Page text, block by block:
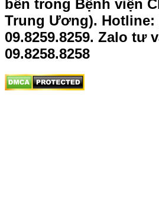
bên trong Bệnh viện
Trung Ương). Hotline:
09.8259.8259. Zalo tư
09.8258.8258